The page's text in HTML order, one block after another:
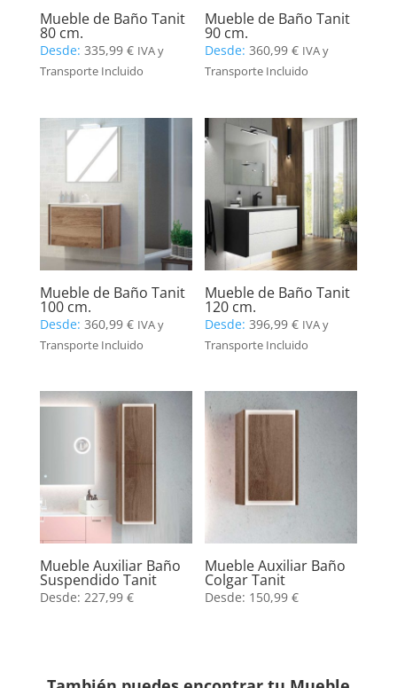
Mueble de Baño Tanit
80 cm.
Desde: 335,99 € IVA y
Transporte Incluido
Mueble de Baño Tanit
90 cm.
Desde:360,99€ IVA y
Transporte Incluido
Mueble de Baño Tanit
100 cm.
Desde: 360,99 € IVA y
Transporte Incluido
Mueble de Baño Tanit
120 cm.
Desde:396,99€ IVA y
Transporte Incluido
Mueble Auxiliar Baño
Suspendido Tanit
Desde: 227,99 €
Mueble Auxiliar Baño
Colgar Tanit
Desde: 150,99€